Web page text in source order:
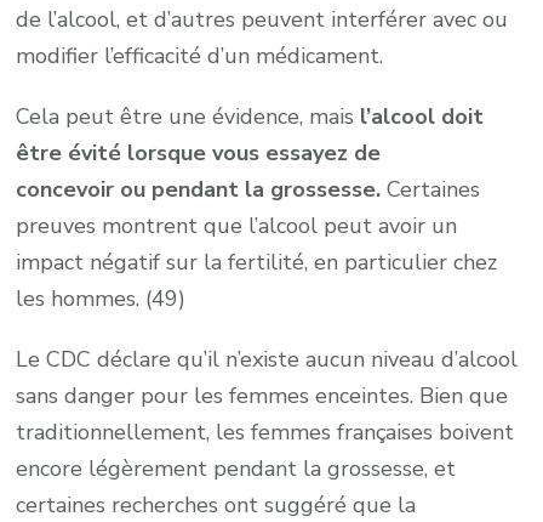
de l’alcool, et d’autres peuvent interférer avec ou
modifier l’efficacité d’un médicament.
Cela peut être une évidence, mais l’alcool doit
être évité lorsque vous essayez de
concevoir ou pendant la grossesse. Certaines
preuves montrent que l’alcool peut avoir un
impact négatif sur la fertilité, en particulier chez
les hommes. (49)
Le CDC déclare qu’il n’existe aucun niveau d’alcool
sans danger pour les femmes enceintes. Bien que
traditionnellement, les femmes françaises boivent
encore légèrement pendant la grossesse, et
certaines recherches ont suggéré que la